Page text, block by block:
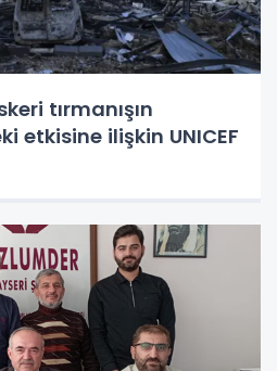
tırmanışın
etkisine ilişkin UNICEF